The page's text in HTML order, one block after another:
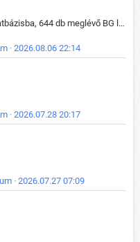
149 új BG lap került be az adatbázisba, 644 db meglévő BG lap módosult, bekerültek az új képek a megváltozott lapokhoz is.
· 2026.08.06 22:14
· 2026.07.28 20:17
· 2026.07.27 07:09